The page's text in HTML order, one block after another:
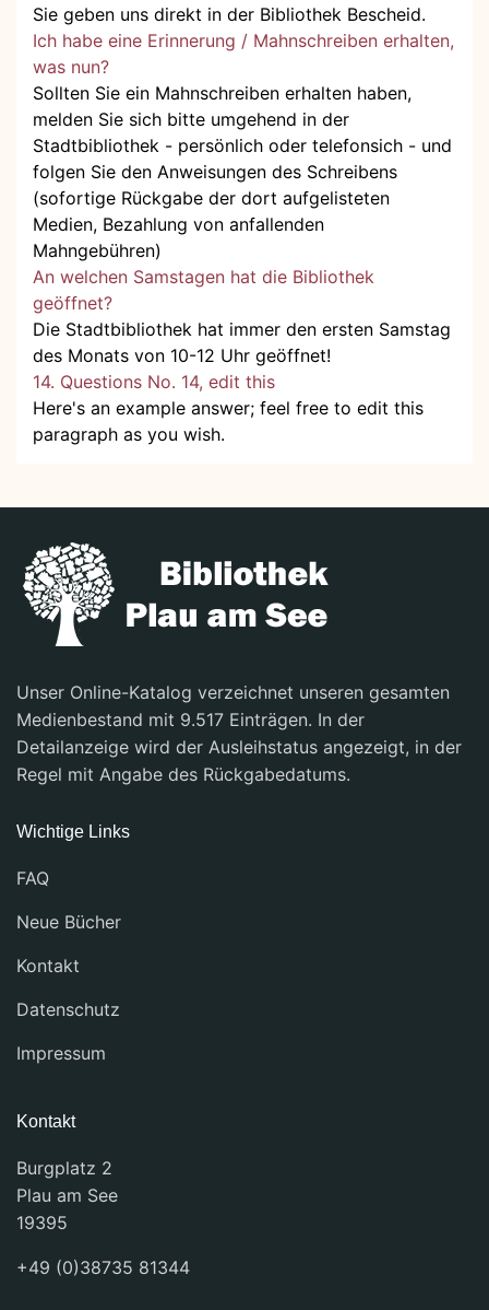
Sie geben uns direkt in der Bibliothek Bescheid.
Ich habe eine Erinnerung / Mahnschreiben erhalten,
was nun?
Sollten Sie ein Mahnschreiben erhalten haben,
melden Sie sich bitte umgehend in der
Stadtbibliothek - persönlich oder telefonsich - und
folgen Sie den Anweisungen des Schreibens
(sofortige Rückgabe der dort aufgelisteten
Medien, Bezahlung von anfallenden
Mahngebühren)
An welchen Samstagen hat die Bibliothek
geöffnet?
Die Stadtbibliothek hat immer den ersten Samstag
des Monats von 10-12 Uhr geöffnet!
14. Questions No. 14, edit this
Here's an example answer; feel free to edit this
paragraph as you wish.
Unser Online-Katalog verzeichnet unseren gesamten
Medienbestand mit 9.517 Einträgen. In der
Detailanzeige wird der Ausleihstatus angezeigt, in der
Regel mit Angabe des Rückgabedatums.
Wichtige Links
FAQ
Neue Bücher
Kontakt
Datenschutz
Impressum
Kontakt
Burgplatz 2
Plau am See
19395
+49 (0)38735 81344